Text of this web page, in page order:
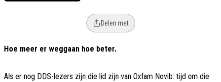
Delen met
Hoe meer er weggaan hoe beter.
Als er nog DDS-lezers zijn die lid zijn van Oxfam Novib: tijd om die